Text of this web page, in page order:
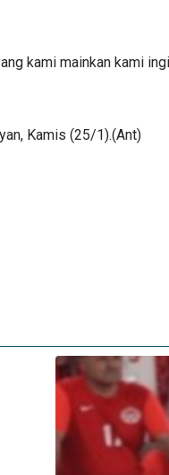
kami mainkan kami
Kamis (25/1).(Ant)